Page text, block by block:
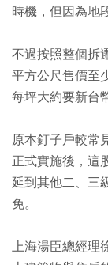
時機，但因為地
不過按照整個拆
平方公尺售價至
每坪大約要新台
原本釘子戶較常
正式實施後，這
延到其他二、三
免。
上海湯臣總經理